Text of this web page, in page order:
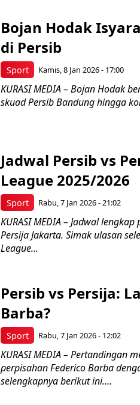
Sport
Bojan Hodak
di Persib
Kamis, 8 Jan 2026 - 17:00
KURASI MEDIA – Bojan Hodak
skuad Persib Bandung hingga
Sport
Jadwal Persib vs
League 2025/2026
Rabu, 7 Jan 2026 - 21:02
KURASI MEDIA – Jadwal
Persija Jakarta. Simak ulasan
League...
Sport
Persib vs Persija:
Barba?
Rabu, 7 Jan 2026 - 12:02
KURASI MEDIA – Pertandingan
perpisahan Federico Barba
selengkapnya berikut ini....